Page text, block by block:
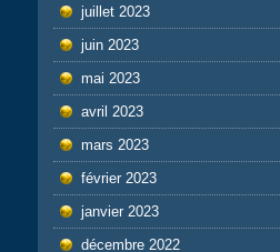
juillet 2023
juin 2023
mai 2023
avril 2023
mars 2023
février 2023
janvier 2023
décembre 2022